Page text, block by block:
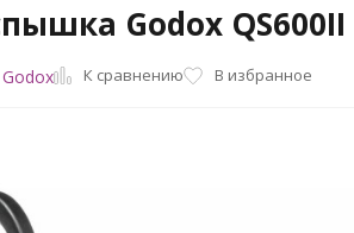
Godox QS600II
Godox К сравнению В избранное